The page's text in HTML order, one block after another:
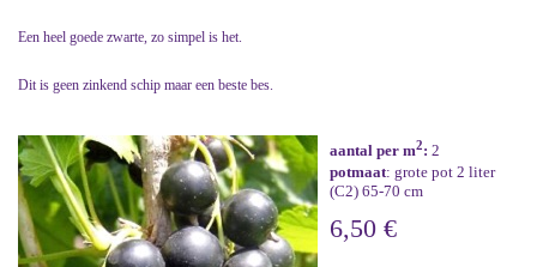
Een heel goede zwarte, zo simpel is het.
Dit is geen zinkend schip maar een beste bes.
aantal per m2: 2
potmaat: grote pot 2 liter
(C2) 65-70 cm
6,50 €